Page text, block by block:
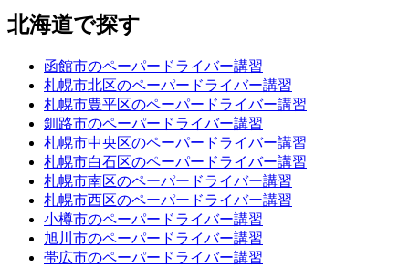
北海道で探す
函館市のペーパードライバー講習
札幌市北区のペーパードライバー講習
札幌市豊平区のペーパードライバー講習
釧路市のペーパードライバー講習
札幌市中央区のペーパードライバー講習
札幌市白石区のペーパードライバー講習
札幌市南区のペーパードライバー講習
札幌市西区のペーパードライバー講習
小樽市のペーパードライバー講習
旭川市のペーパードライバー講習
帯広市のペーパードライバー講習